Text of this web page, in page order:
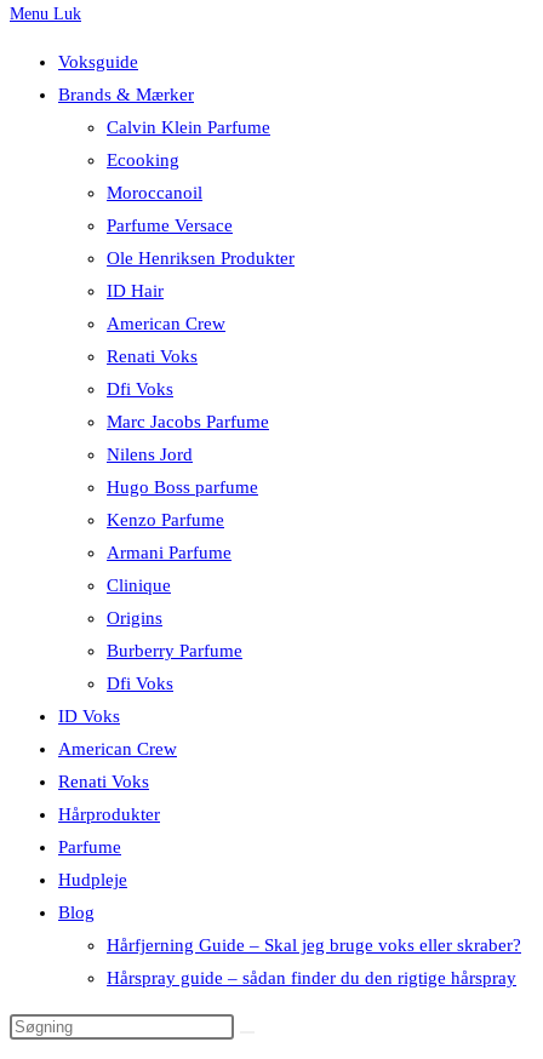
Menu Luk
Voksguide
Brands & Mærker
Calvin Klein Parfume
Ecooking
Moroccanoil
Parfume Versace
Ole Henriksen Produkter
ID Hair
American Crew
Renati Voks
Dfi Voks
Marc Jacobs Parfume
Nilens Jord
Hugo Boss parfume
Kenzo Parfume
Armani Parfume
Clinique
Origins
Burberry Parfume
Dfi Voks
ID Voks
American Crew
Renati Voks
Hårprodukter
Parfume
Hudpleje
Blog
Hårfjerning Guide – Skal jeg bruge voks eller skraber?
Hårspray guide – sådan finder du den rigtige hårspray